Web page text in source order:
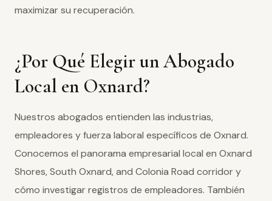
maximizar su recuperación.
¿Por Qué Elegir un Abogado
Local en Oxnard?
Nuestros abogados entienden las industrias,
empleadores y fuerza laboral específicos de Oxnard.
Conocemos el panorama empresarial local en Oxnard
Shores, South Oxnard, and Colonia Road corridor y
cómo investigar registros de empleadores. También